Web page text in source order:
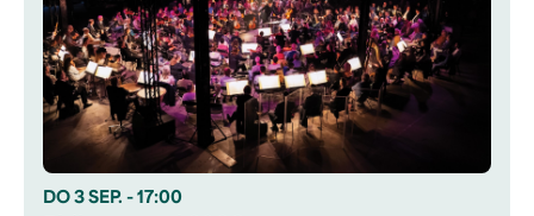
DO 3 SEP. - 17:00